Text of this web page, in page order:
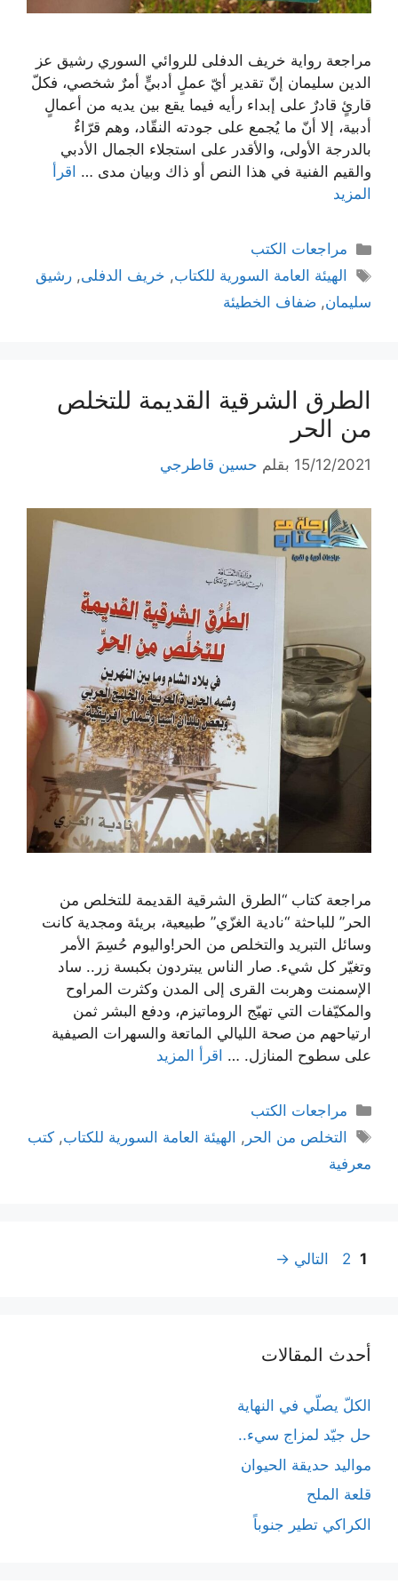
مراجعة رواية خريف الدفلى للروائي السوري رشيق عز
الدين سليمان إنّ تقدير أيّ عملٍ أدبيٍّ أمرٌ شخصي، فكلّ
قارئٍ قادرٌ على إبداء رأيه فيما يقع بين يديه من أعمالٍ
أدبية، إلا أنّ ما يُجمع على جودته النقّاد، وهم قرّاءٌ
بالدرجة الأولى، والأقدر على استجلاء الجمال الأدبي
والقيم الفنية في هذا النص أو ذاك وبيان مدى … اقرأ
المزيد
التصنيفات
مراجعات الكتب
الوسوم
الهيئة العامة السورية للكتاب, خريف الدفلى,رشيق
سليمان, ضفاف الخطيئة
الطرق الشرقية القديمة للتخلص
من الحر
15/12/2021 بقلم حسين قاطرجي
مراجعة كتاب “الطرق الشرقية القديمة للتخلص من
الحر” للباحثة “نادية الغزّي” طبيعية، بريئة ومجدية كانت
وسائل التبريد والتخلص من الحر!واليوم حُسِمَ الأمر
وتغيّر كل شيء. صار الناس يبتردون بكبسة زر.. ساد
الإسمنت وهربت القرى إلى المدن وكثرت المراوح
والمكيّفات التي تهيّج الروماتيزم، ودفع البشر ثمن
ارتياحهم من صحة الليالي الماتعة والسهرات الصيفية
على سطوح المنازل. … اقرأ المزيد
التصنيفات
مراجعات الكتب
الوسوم
التخلص من الحر , الهيئة العامة السورية للكتاب,كتب
معرفية
تصفّح
Page
1
Page
2 التالي →
أحدث المقالات
الكلّ يصلّي في النهاية
حل جيّد لمزاج سيء..
مواليد حديقة الحيوان
قلعة الملح
الكراكي تطير جنوباً